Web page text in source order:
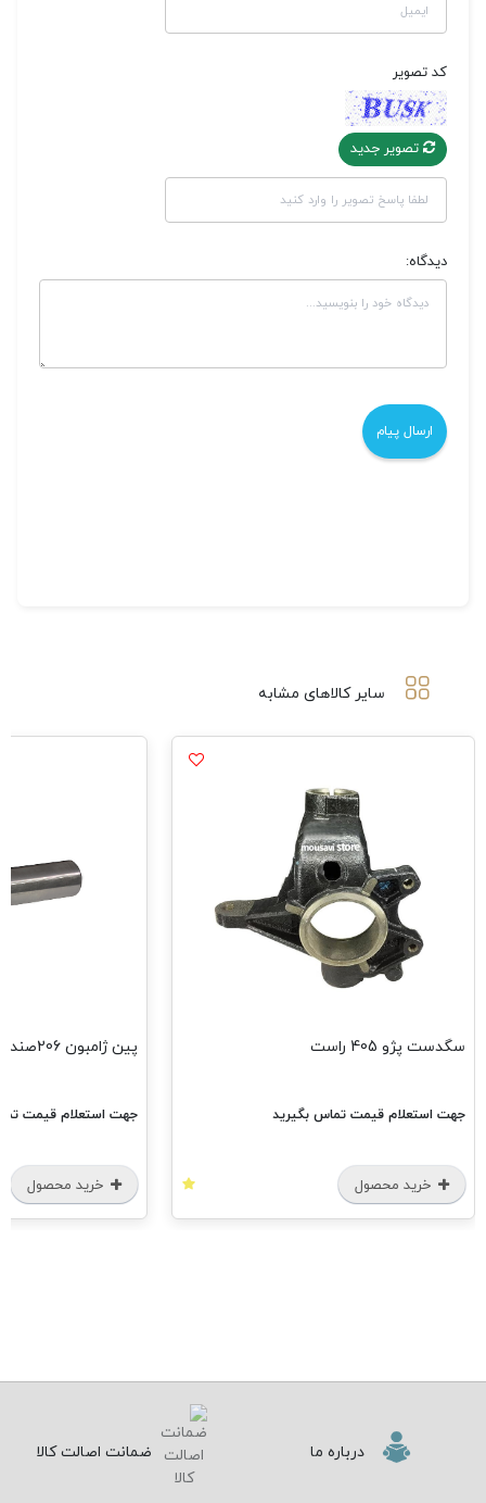
کد تصویر
تصویر جدید
دیدگاه:
سایر کالاهای مشابه
سگدست پژو 405 راست
جهت استعلام قیمت تماس بگیرید
خرید محصول
پین ژامبون 206صندوق دار دوگانه Araz
جهت استعلام قیمت
خرید محصول
درباره ما ضمانت اصالت کالا